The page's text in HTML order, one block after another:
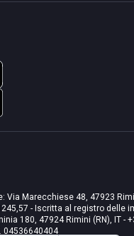
Via Marecchiese 48, 47923
- Iscritta al registro delle
180, 47924 Rimini (RN), IT -
04536640404